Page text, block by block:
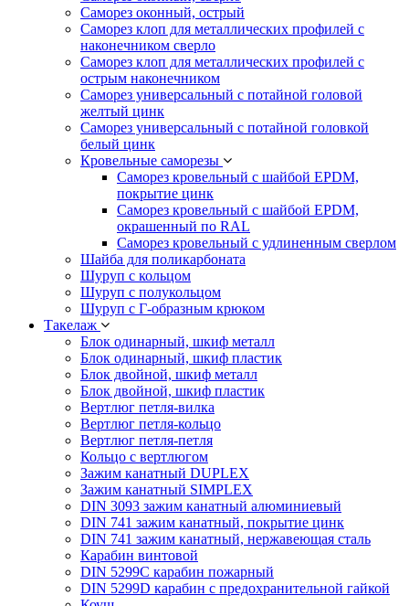
Саморез оконный, острый
Саморез клоп для металлических профилей с
наконечником сверло
Саморез клоп для металлических профилей с
острым наконечником
Саморез универсальный с потайной головой
желтый цинк
Саморез универсальный с потайной головкой
белый цинк
Кровельные саморезы
Саморез кровельный с шайбой EPDM,
покрытие цинк
Саморез кровельный с шайбой EPDM,
окрашенный по RAL
Саморез кровельный с удлиненным сверлом
Шайба для поликарбоната
Шуруп с кольцом
Шуруп с полукольцом
Шуруп с Г-образным крюком
Такелаж
Блок одинарный, шкиф металл
Блок одинарный, шкиф пластик
Блок двойной, шкиф металл
Блок двойной, шкиф пластик
Вертлюг петля-вилка
Вертлюг петля-кольцо
Вертлюг петля-петля
Кольцо с вертлюгом
Зажим канатный DUPLEX
Зажим канатный SIMPLEX
DIN 3093 зажим канатный алюминиевый
DIN 741 зажим канатный, покрытие цинк
DIN 741 зажим канатный, нержавеющая сталь
Карабин винтовой
DIN 5299C карабин пожарный
DIN 5299D карабин с предохранительной гайкой